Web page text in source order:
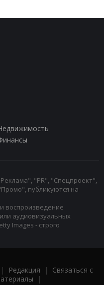
"PR", "Спецпроект",
публикуются на
воспроизведение
аудиовизуальных
Images - строго
| Редакция | Связаться с
|